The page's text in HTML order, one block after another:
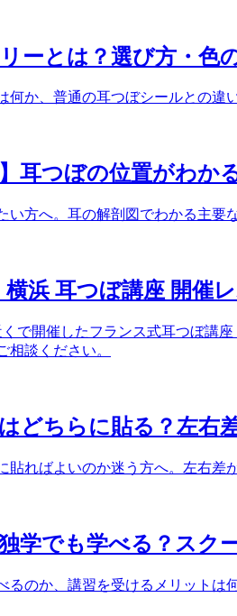
ーとは？選び方・色
何か、普通の耳つぼシールとの違
耳つぼの位置がわか
い方へ。耳の解剖図でわかる主要
横浜 耳つぼ講座 開催
くで開催したフランス式耳つぼ講
相談ください。
どちらに貼る？左右
貼ればよいのか迷う方へ。左右差
学でも学べる？スク
るのか、講習を受けるメリットは